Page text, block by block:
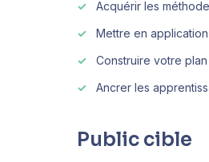
Acquérir les
Mettre en
Construire votre
Ancrer les
Public cible